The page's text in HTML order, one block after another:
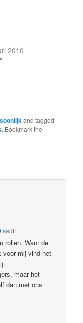
2010
and tagged
. Bookmark the
said:
rollen. Want de
voor mij vind het
maar het
dan met ons